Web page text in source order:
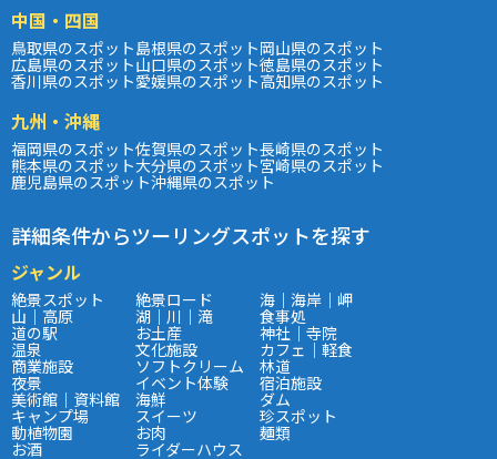
中国・四国
鳥取県のスポット島根県のスポット岡山県のスポット
広島県のスポット山口県のスポット徳島県のスポット
香川県のスポット愛媛県のスポット高知県のスポット
九州・沖縄
福岡県のスポット佐賀県のスポット長崎県のスポット
熊本県のスポット大分県のスポット宮崎県のスポット
鹿児島県のスポット沖縄県のスポット
詳細条件からツーリングスポットを探す
ジャンル
絶景スポット 絶景ロード 海｜海岸｜岬
山｜高原 湖｜川｜滝 食事処
道の駅 お土産 神社｜寺院
温泉 文化施設 カフェ｜軽食
商業施設 ソフトクリーム 林道
夜景 イベント体験 宿泊施設
美術館｜資料館 海鮮 ダム
キャンプ場 スイーツ 珍スポット
動植物園 お肉 麺類
お酒 ライダーハウス